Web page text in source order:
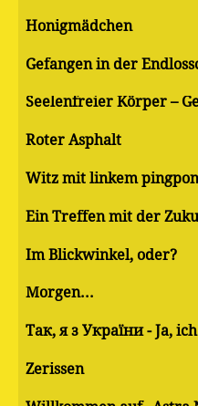
Honigmädchen
Gefangen in der
Seelenfreier Körper –
Roter Asphalt
Witz mit linkem
Ein Treffen mit der
Im Blickwinkel, oder?
Morgen...
Так, я з України - Ja,
Zerissen